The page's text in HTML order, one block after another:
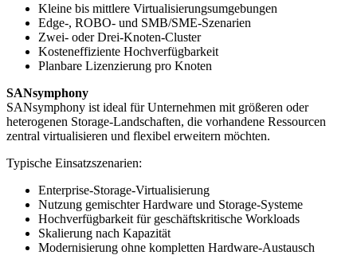
Kleine bis mittlere Virtualisierungsumgebungen
Edge-, ROBO- und SMB/SME-Szenarien
Zwei- oder Drei-Knoten-Cluster
Kosteneffiziente Hochverfügbarkeit
Planbare Lizenzierung pro Knoten
SANsymphony
SANsymphony ist ideal für Unternehmen mit größeren oder
heterogenen Storage-Landschaften, die vorhandene Ressourcen
zentral virtualisieren und flexibel erweitern möchten.
Typische Einsatzszenarien:
Enterprise-Storage-Virtualisierung
Nutzung gemischter Hardware und Storage-Systeme
Hochverfügbarkeit für geschäftskritische Workloads
Skalierung nach Kapazität
Modernisierung ohne kompletten Hardware-Austausch